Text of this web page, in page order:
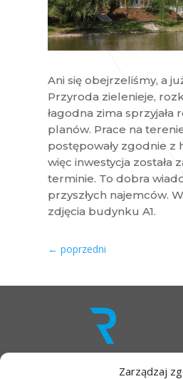
Zarządzaj
Ani się obejrzeliśmy, a
Przyroda zielenieje,
łagodna zima sprzyjała
planów. Prace na
postępowały zgodnie z
więc inwestycja została
terminie. To dobra
przyszłych najemców.
zdjęcia budynku A1.
←poprzedni